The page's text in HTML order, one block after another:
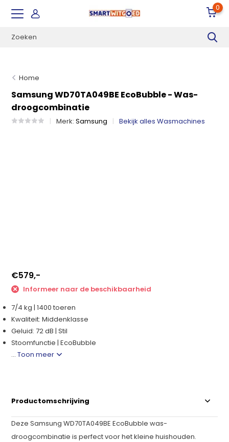
0
Home
Samsung WD70TA049BE EcoBubble - Was-
droogcombinatie
Merk:Samsung Bekijk alles Wasmachines
€579,-
Informeer naar de beschikbaarheid
7/4 kg | 1400 toeren
Kwaliteit: Middenklasse
Geluid: 72 dB | Stil
Stoomfunctie | EcoBubble
...Toon meer
Productomschrijving
Deze Samsung WD70TA049BE EcoBubble was-
droogcombinatie is perfect voor het kleine huishouden.